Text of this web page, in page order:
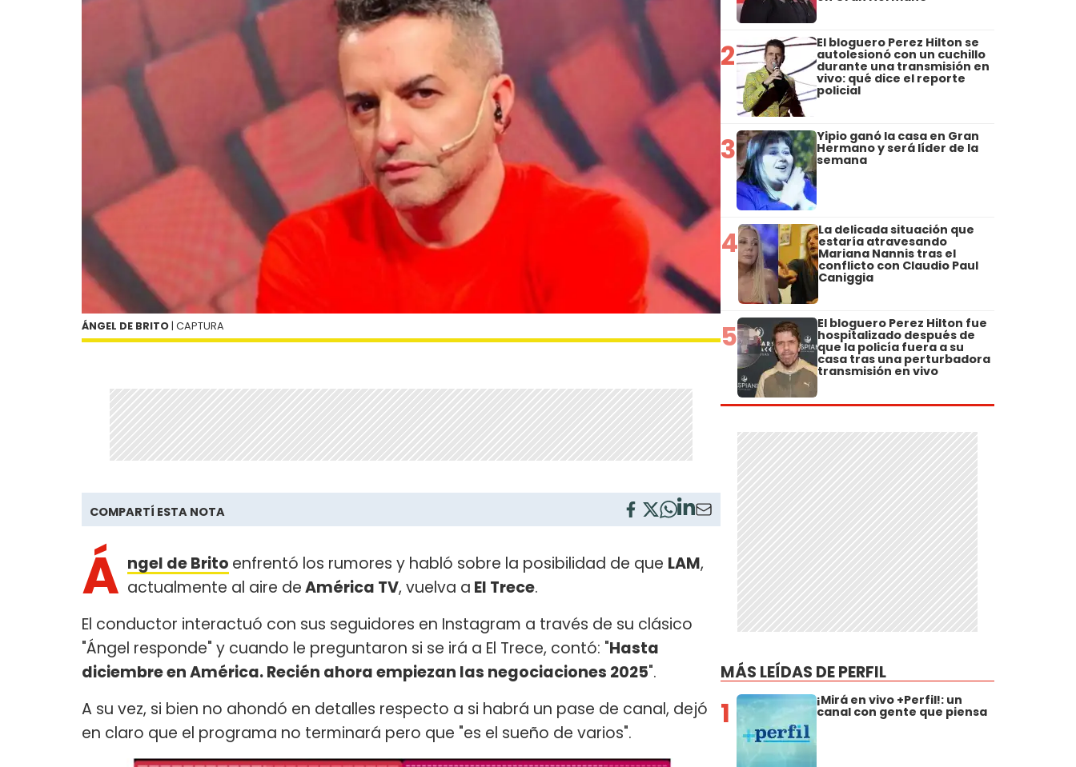
ÁNGEL DE BRITO | CAPTURA
COMPARTÍ ESTA NOTA
Á ngel de Brito enfrentó los rumores y habló sobre la posibilidad de que LAM,
actualmente al aire deAmérica TV, vuelva a El Trece.
El conductor interactuó con sus seguidores en Instagram a través de su clásico
"Ángel responde" y cuando le preguntaron si se irá a El Trece, contó: "Hasta
diciembre en América. Recién ahora empiezan las negociaciones 2025".
A su vez, si bien no ahondó en detalles respecto a si habrá un pase de canal, dejó
en claro que el programa no terminará pero que "es el sueño de varios".
2 El bloguero Perez Hilton se
autolesionó con un cuchillo
durante una transmisión en
vivo: qué dice el reporte
policial
3 Yipio ganó la casa en Gran
Hermano y será líder de la
semana
4 La delicada situación que
estaría atravesando
Mariana Nannis tras el
conflicto con Claudio Paul
Caniggia
5 El bloguero Perez Hilton fue
hospitalizado después de
que la policía fuera a su
casa tras una perturbadora
transmisión en vivo
MÁS LEÍDAS DE PERFIL
1 ¡Mirá en vivo +Perfil!: un
canal con gente que piensa